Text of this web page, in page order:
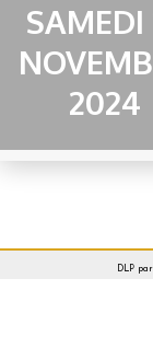
SAMEDI
2024
DLP